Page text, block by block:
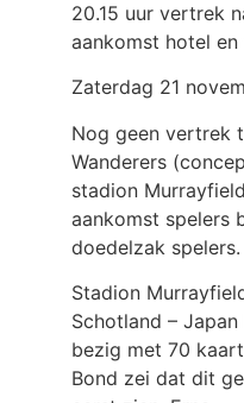
20.15 uur vertrek
aankomst hotel en
Zaterdag 21
Nog geen vertrek
Wanderers
stadion
aankomst spelers
doedelzak spelers.
Stadion
Schotland –
bezig met 70
Bond zei dat dit